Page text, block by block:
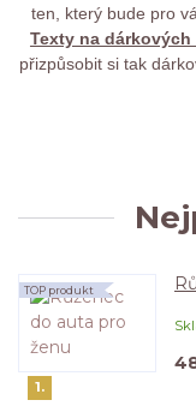
ten, který bude pro
Texty na dárkových
přizpůsobit si tak
1.
TOP produkt